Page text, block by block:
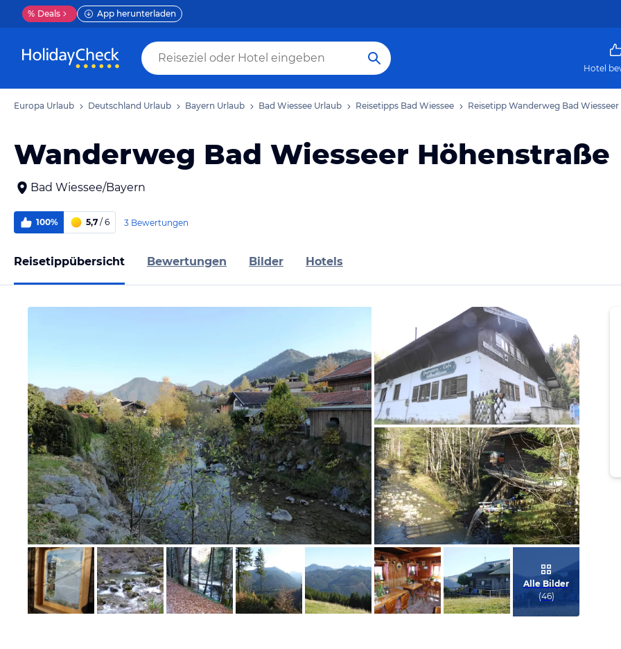
% Deals App herunterladen
Hotel
Europa Urlaub Deutschland Urlaub Bayern Urlaub Bad Wiessee Urlaub Reisetipps Bad Wiessee Reisetipp Wanderweg Bad
Wanderweg Bad Wiesseer Höhenstraße
Bad Wiessee/Bayern
100% 5,7 / 6 3 Bewertungen
Reisetippübersicht Bewertungen Bilder Hotels
Bild melden
von Manfred
Bild melden
von Manfred
Bild melden
von Manfred
Alle Bilder
(46)